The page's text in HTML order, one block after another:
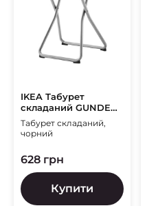
IKEA Табурет
складаний GUNDE
Чорний (ИКЕА
ГУНДЭ)
Табурет складаний,
чорний
628 грн
Купити